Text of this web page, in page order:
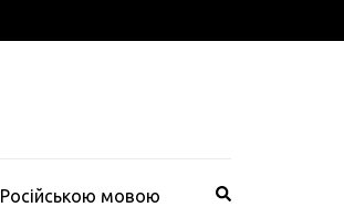
Російською мовою